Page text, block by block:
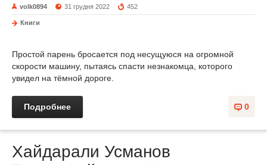
volk0894 31 грудня 2022 452
Книги
Простой парень бросается под несущуюся на огромной
скорости машину, пытаясь спасти незнакомца, которого
увидел на тёмной дороге.
0
Подробнее
Хайдарали Усманов